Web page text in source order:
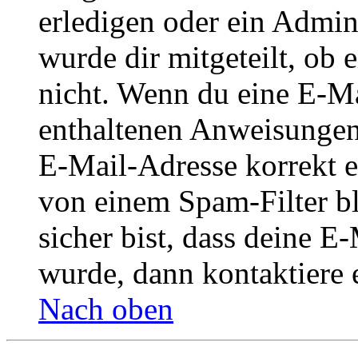
erledigen oder ein
wurde dir mitgeteilt, ob
nicht. Wenn du eine E-
enthaltenen
E-Mail-Adresse korrekt
von einem Spam-Filter
sicher bist, dass deine
wurde, dann kontaktiere
Nach oben